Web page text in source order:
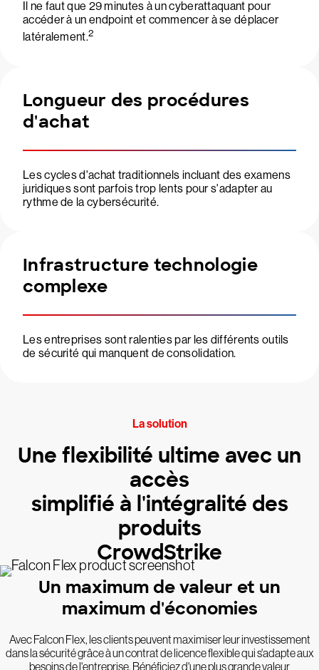
Il ne faut que 29 minutes à un cyberattaquant pour
accéder à un endpoint et commencer à se déplacer
latéralement.2
Longueur des procédures
d'achat
Les cycles d'achat traditionnels incluant des examens
juridiques sont parfois trop lents pour s'adapter au
rythme de la cybersécurité.
Infrastructure technologie
complexe
Les entreprises sont ralenties par les différents outils
de sécurité qui manquent de consolidation.
La solution
Une flexibilité ultime avec un
accès
simplifié à l'intégralité des
produits
CrowdStrike
Un maximum de valeur et un
maximum d'économies
Avec Falcon Flex, les clients peuvent maximiser leur investissement
dans la sécurité grâce à un contrat de licence flexible qui s'adapte aux
besoins de l'entreprise. Bénéficiez d'une plus grande valeur